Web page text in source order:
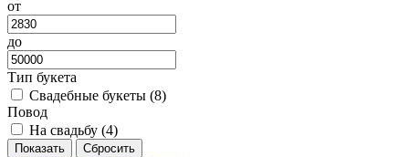
от
до
Тип букета
Свадебные букеты (8)
Повод
На свадьбу (4)